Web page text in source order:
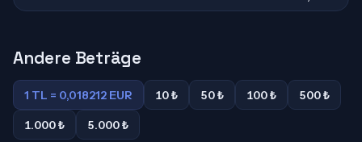
Andere Beträge
1 TL = 0,018212 EUR 10 ₺ 50 ₺ 100 ₺ 500 ₺
1.000 ₺ 5.000 ₺